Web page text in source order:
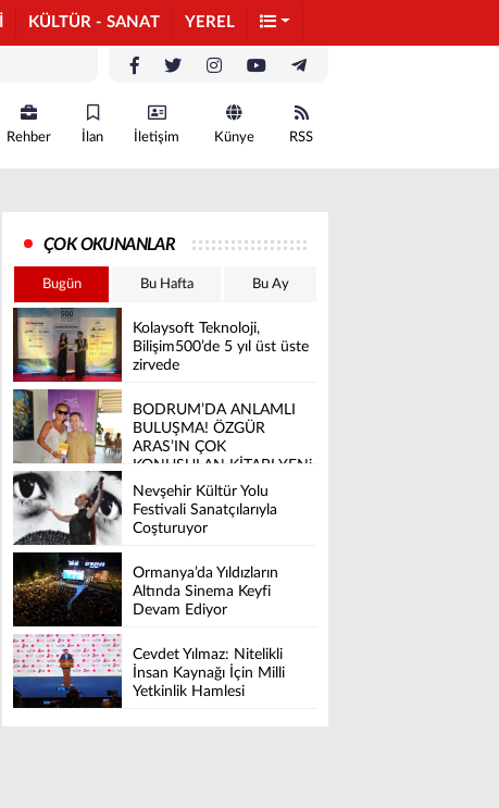
KÜLTÜR - SANAT YEREL
Rehber İlan İletişim Künye RSS
ÇOK OKUNANLAR
Bugün Bu Hafta Bu Ay
Kolaysoft Teknoloji,
Bilişim500’de 5 yıl üst üste
zirvede
BODRUM’DA ANLAMLI
BULUŞMA! ÖZGÜR
ARAS’IN ÇOK
KONUŞULAN KİTABI YENi
BASKISINI TITANIC
LUXURY COLLECTION
BODRUM’DA KUTLADI
Nevşehir Kültür Yolu
Festivali Sanatçılarıyla
Coşturuyor
Ormanya’da Yıldızların
Altında Sinema Keyfi
Devam Ediyor
Cevdet Yılmaz: Nitelikli
İnsan Kaynağı İçin Milli
Yetkinlik Hamlesi